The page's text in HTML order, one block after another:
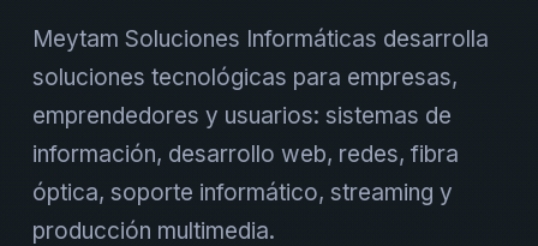
Meytam Soluciones Informáticas desarrolla
soluciones tecnológicas para empresas,
emprendedores y usuarios: sistemas de
información, desarrollo web, redes, fibra
óptica, soporte informático, streaming y
producción multimedia.